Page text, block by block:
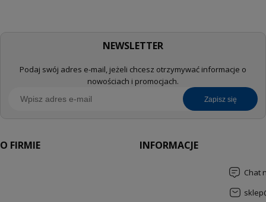
NEWSLETTER
Podaj swój adres e-mail, jeżeli chcesz otrzymywać informacje o
nowościach i promocjach.
zapisz się
O FIRMIE INFORMACJE
Chat